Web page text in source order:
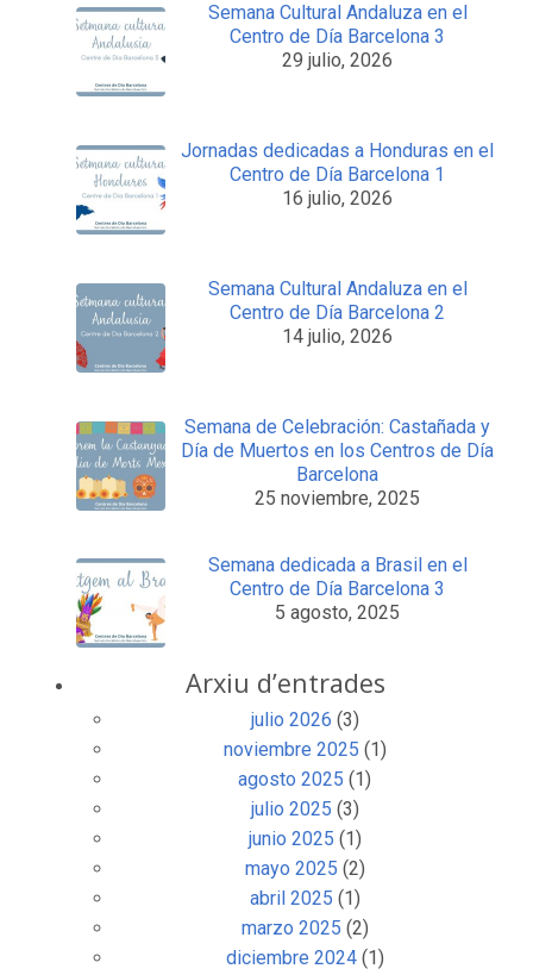
Semana Cultural Andaluza en el
Centro de Día Barcelona 3
29 julio, 2026
Jornadas dedicadas a Honduras en el
Centro de Día Barcelona 1
16 julio, 2026
Semana Cultural Andaluza en el
Centro de Día Barcelona 2
14 julio, 2026
Semana de Celebración: Castañada y
Día de Muertos en los Centros de Día
Barcelona
25 noviembre, 2025
Semana dedicada a Brasil en el
Centro de Día Barcelona 3
5 agosto, 2025
Arxiu d’entrades
julio 2026 (3)
noviembre 2025 (1)
agosto 2025 (1)
julio 2025 (3)
junio 2025 (1)
mayo 2025 (2)
abril 2025 (1)
marzo 2025 (2)
diciembre 2024(1)